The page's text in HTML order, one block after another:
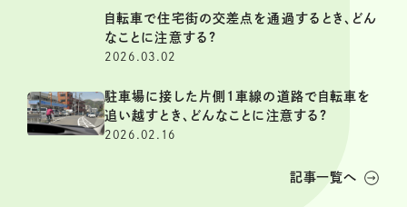
自転車で住宅街の交差点を通過するとき、どん
なことに注意する?
2026.03.02
駐車場に接した片側1車線の道路で自転車を
追い越すとき、どんなことに注意する?
2026.02.16
記事一覧へ